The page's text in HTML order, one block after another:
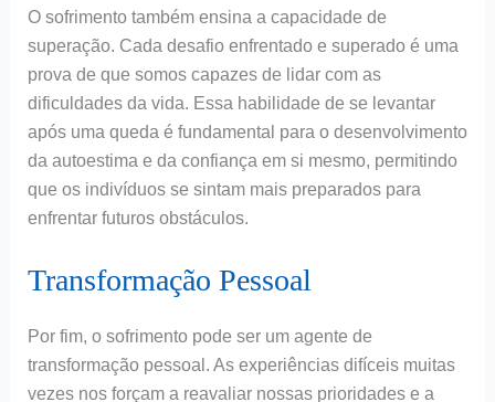
O sofrimento também ensina a capacidade de
superação. Cada desafio enfrentado e superado é uma
prova de que somos capazes de lidar com as
dificuldades da vida. Essa habilidade de se levantar
após uma queda é fundamental para o desenvolvimento
da autoestima e da confiança em si mesmo, permitindo
que os indivíduos se sintam mais preparados para
enfrentar futuros obstáculos.
Transformação Pessoal
Por fim, o sofrimento pode ser um agente de
transformação pessoal. As experiências difíceis muitas
vezes nos forçam a reavaliar nossas prioridades e a